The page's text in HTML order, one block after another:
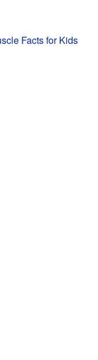
Facts for Kids